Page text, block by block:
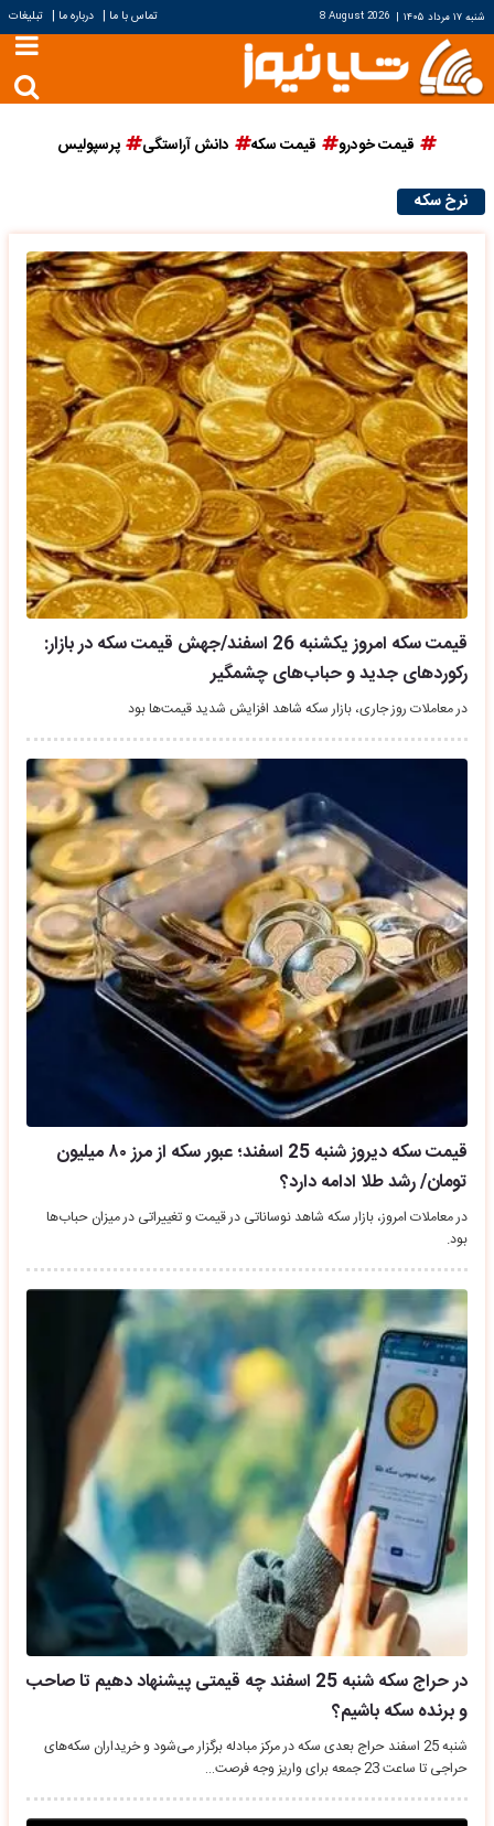
شنبه ۱۷ مرداد ۱۴۰۵ |
8 August 2026 تماس با ما | درباره ما | تبلیغات
قیمت خودرو قیمت سکه دانش آراستگی پرسپولیس
نرخ سکه
قیمت سکه امروز یکشنبه 26 اسفند/جهش قیمت سکه در بازار:
رکوردهای جدید و حباب‌های چشمگیر
در معاملات روز جاری، بازار سکه شاهد افزایش شدید قیمت‌ها بود
قیمت سکه دیروز شنبه 25 اسفند؛ عبور سکه از مرز ۸۰ میلیون
تومان/ رشد طلا ادامه دارد؟
در معاملات امروز، بازار سکه شاهد نوساناتی در قیمت و تغییراتی در میزان حباب‌ها
بود.
در حراج سکه شنبه 25 اسفند چه قیمتی پیشنهاد دهیم تا صاحب
و برنده سکه باشیم؟
شنبه 25 اسفند حراج بعدی سکه در مرکز مبادله برگزار می‌شود و خریداران سکه‌های
حراجی تا ساعت 23 جمعه برای واریز وجه فرصت…